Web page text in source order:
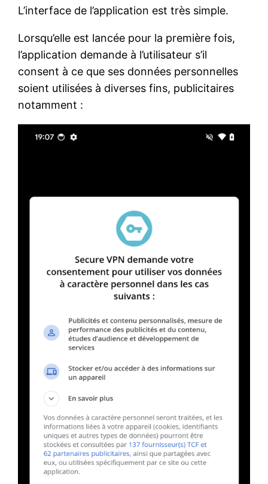
L’interface de l’application est très simple.
Lorsqu’elle est lancée pour la première fois,
l’application demande à l’utilisateur s’il
consent à ce que ses données personnelles
soient utilisées à diverses fins, publicitaires
notamment :